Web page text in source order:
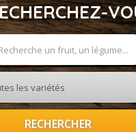
RECHERCHER